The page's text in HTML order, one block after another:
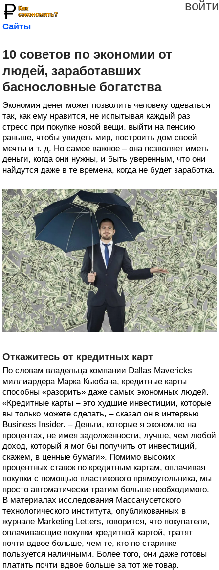
войти
Сайты
10 советов по экономии от
людей, заработавших
баснословные богатства
Экономия денег может позволить человеку одеваться
так, как ему нравится, не испытывая каждый раз
стресс при покупке новой вещи, выйти на пенсию
раньше, чтобы увидеть мир, построить дом своей
мечты и т. д. Но самое важное – она позволяет иметь
деньги, когда они нужны, и быть уверенным, что они
найдутся даже в те времена, когда не будет заработка.
Откажитесь от кредитных карт
По словам владельца компании Dallas Mavericks
миллиардера Марка Кьюбана, кредитные карты
способны «разорить» даже самых экономных людей.
«Кредитные карты – это худшие инвестиции, которые
вы только можете сделать, – сказал он в интервью
Business Insider. – Деньги, которые я экономлю на
процентах, не имея задолженности, лучше, чем любой
доход, который я мог бы получить от инвестиций,
скажем, в ценные бумаги». Помимо высоких
процентных ставок по кредитным картам, оплачивая
покупки с помощью пластикового прямоугольника, мы
просто автоматически тратим больше необходимого.
В материалах исследования Массачусетского
технологического института, опубликованных в
журнале Marketing Letters, говорится, что покупатели,
оплачивающие покупки кредитной картой, тратят
почти вдвое больше, чем те, кто по старинке
пользуется наличными. Более того, они даже готовы
платить почти вдвое больше за тот же товар.